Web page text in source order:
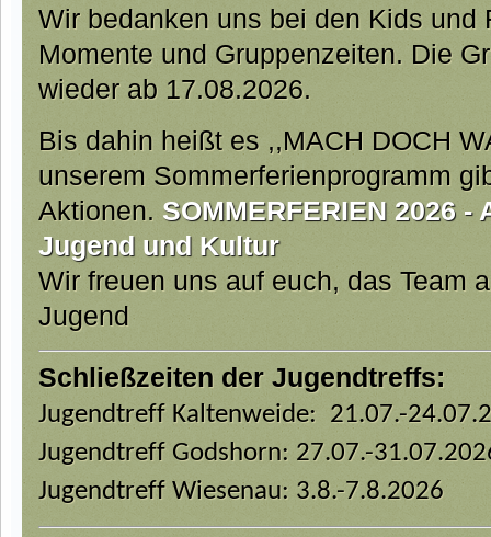
Wir bedanken uns bei den Kids und
Momente und Gruppenzeiten. Die
wieder ab 17.08.2026.
Bis dahin heißt es ,,MACH DOCH
unserem Sommerferienprogramm
Aktionen. SOMMERFERIEN 2026
Jugend und Kultur
Wir freuen uns auf euch, das Team
Jugend
Schließzeiten der Jugendtreffs:
Jugendtreff Kaltenweide: 21.07.-
Jugendtreff Godshorn: 27.07.-
Jugendtreff Wiesenau: 3.8.-7.8.2026